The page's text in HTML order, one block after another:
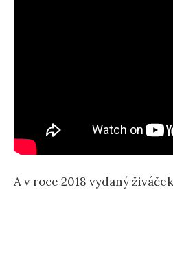
A v roce 2018 vydaný živáček